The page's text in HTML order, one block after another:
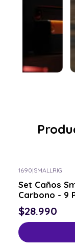
1690|SMALLRIG
Set Caños
Carbono - 9
$28.990